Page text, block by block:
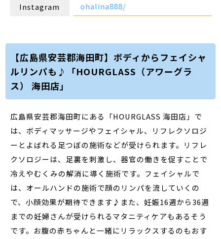
Instagram
ohalina888/
【広島県安芸郡海田町】ボディからフェイシャ
ルリンパも♪「HOURGLASS（アワーグラ
ス） 海田店」
広島県安芸郡海田町にある「HOURGLASS 海田店」で
は、ボディマッサージやフェイシャル、リフレクソロジ
ーとよばれる足つぼの施術などが受けられます。リフレ
クソロジーは、足裏を刺激し、器官の働きを促すことで
冷えやむくみの解消に導く施術です。フェイシャルで
は、オールハンドの施術で顔のリンパを流していくの
で、小顔効果が期待できます♪また、妊娠16週から36週
までの妊婦さんが受けられるマタニティケアもあるそう
です。お腹の赤ちゃんと一緒にリラックスするのもおす